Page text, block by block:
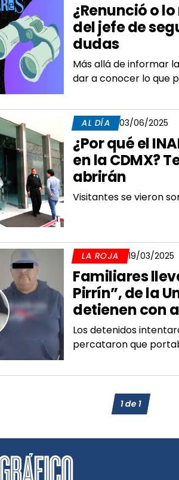
¿Renunció o
del jefe de
dudas
Más allá de informar
dar a conocer lo que
AL DÍA 03/06/2025
¿Por qué el
en la CDMX?
abrirán
Visitantes se vieron
LA ROJA 19/03/2025
Familiares
Pirrín”, de la
detienen con
Los detenidos
percataron que
1de1